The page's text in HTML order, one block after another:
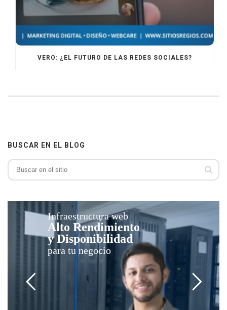
VERO: ¿EL FUTURO DE LAS REDES SOCIALES?
BUSCAR EN EL BLOG
Infraestructura web
Alto Rendimiento
y Disponibilidad
para tu negocio